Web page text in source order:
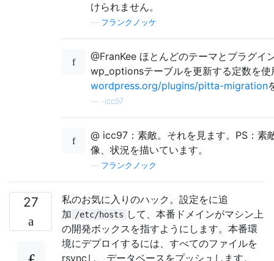
けられません。
フランクノッケ
@FranKee ほとんどのテーマとプラグイ
wp_optionsテーブルを更新する定数を使
wordpress.org/plugins/pitta-migration
-icc97
@ icc97：素敵。それを見ます。PS：素
像、状況を描いています。
フランクノック
27
私のお気に入りのハック。設定をに追
加 /etc/hosts して、本番ドメインがマシン上
の開発ボックスを指すようにします。本番環
境にデプロイするには、すべてのファイルを
rsyncし、データベースをプッシュします。